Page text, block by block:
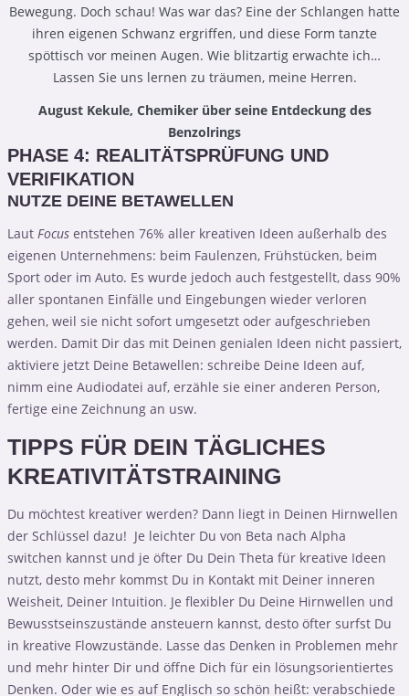
Bewegung. Doch schau! Was war das? Eine der Schlangen hatte
ihren eigenen Schwanz ergriffen, und diese Form tanzte
spöttisch vor meinen Augen. Wie blitzartig erwachte ich…
Lassen Sie uns lernen zu träumen, meine Herren.
August Kekule, Chemiker über seine Entdeckung des
Benzolrings
PHASE 4: REALITÄTSPRÜFUNG UND
VERIFIKATION
NUTZE DEINE BETAWELLEN
Laut Focus entstehen 76% aller kreativen Ideen außerhalb des
eigenen Unternehmens: beim Faulenzen, Frühstücken, beim
Sport oder im Auto. Es wurde jedoch auch festgestellt, dass 90%
aller spontanen Einfälle und Eingebungen wieder verloren
gehen, weil sie nicht sofort umgesetzt oder aufgeschrieben
werden. Damit Dir das mit Deinen genialen Ideen nicht passiert,
aktiviere jetzt Deine Betawellen: schreibe Deine Ideen auf,
nimm eine Audiodatei auf, erzähle sie einer anderen Person,
fertige eine Zeichnung an usw.
TIPPS FÜR DEIN TÄGLICHES
KREATIVITÄTSTRAINING
Du möchtest kreativer werden? Dann liegt in Deinen Hirnwellen
der Schlüssel dazu! Je leichter Du von Beta nach Alpha
switchen kannst und je öfter Du Dein Theta für kreative Ideen
nutzt, desto mehr kommst Du in Kontakt mit Deiner inneren
Weisheit, Deiner Intuition. Je flexibler Du Deine Hirnwellen und
Bewusstseinszustände ansteuern kannst, desto öfter surfst Du
in kreative Flowzustände. Lasse das Denken in Problemen mehr
und mehr hinter Dir und öffne Dich für ein lösungsorientiertes
Denken. Oder wie es auf Englisch so schön heißt: verabschiede